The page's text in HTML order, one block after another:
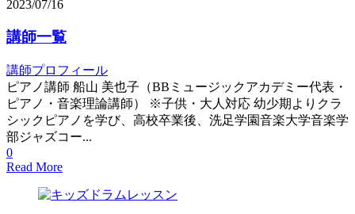
2023/07/16
講師一覧
講師プロフィール
ピアノ講師 船山 美也子（BBミュージックアカデミー代表・
ピアノ・音楽理論講師） ※子供・大人対応 幼少期よりクラ
シックピアノを学び、高校卒業後、洗足学園音楽大学音楽学
部ジャズコー...
0
Read More